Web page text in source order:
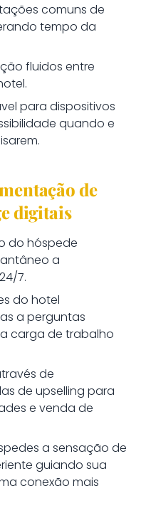
comuns de
tempo da
fluidos entre
para dispositivos
quando e
de
digitais
do hóspede
a
7.
do hotel
a perguntas
carga de trabalho
de
de upselling para
e venda de
a sensação de
guiando sua
conexão mais